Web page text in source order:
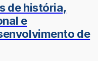
de história,
e
de